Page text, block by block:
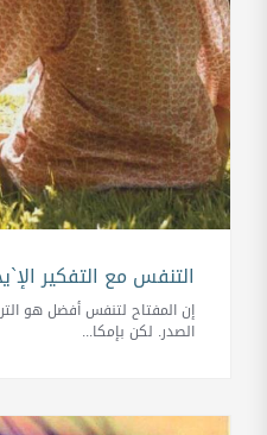
التنفس مع التفكير
إن المفتاح لتنفس أفضل هو
الصدر. لكن بإمكا...